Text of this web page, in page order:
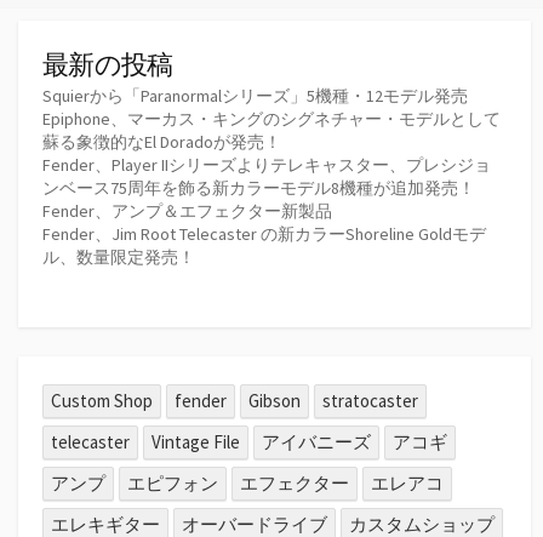
最新の投稿
Squierから「Paranormalシリーズ」5機種・12モデル発売
Epiphone、マーカス・キングのシグネチャー・モデルとして
蘇る象徴的なEl Doradoが発売！
Fender、Player IIシリーズよりテレキャスター、プレシジョ
ンベース75周年を飾る新カラーモデル8機種が追加発売！
Fender、アンプ＆エフェクター新製品
Fender、Jim Root Telecaster の新カラーShoreline Goldモデ
ル、数量限定発売！
Custom Shop fender Gibson
stratocaster
telecaster
Vintage File アイバニーズ
アコギ
アンプ
エピフォン エフェクター
エレアコ
エレキギター
オーバードライブ
カスタムショップ